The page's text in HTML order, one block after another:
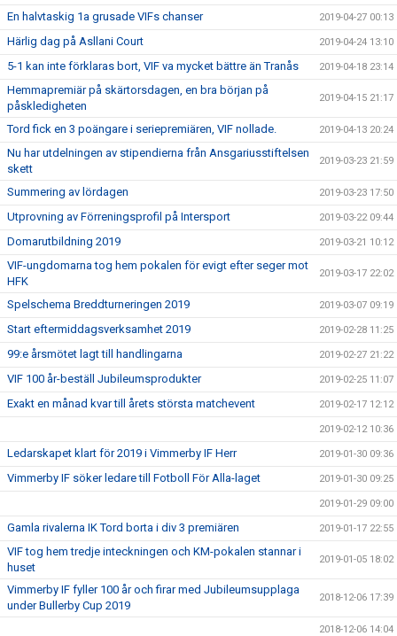
En halvtaskig 1a grusade VIFs chanser 2019-04-27 00:13
Härlig dag på Asllani Court 2019-04-24 13:10
5-1 kan inte förklaras bort, VIF va mycket bättre än Tranås 2019-04-18 23:14
Hemmapremiär på skärtorsdagen, en bra början på
påskledigheten
2019-04-15 21:17
Tord fick en 3 poängare i seriepremiären, VIF nollade. 2019-04-13 20:24
Nu har utdelningen av stipendierna från Ansgariusstiftelsen
skett
2019-03-23 21:59
Summering av lördagen 2019-03-23 17:50
Utprovning av Förreningsprofil på Intersport 2019-03-22 09:44
Domarutbildning 2019 2019-03-21 10:12
VIF-ungdomarna tog hem pokalen för evigt efter seger mot
HFK
2019-03-17 22:02
Spelschema Breddturneringen 2019 2019-03-07 09:19
Start eftermiddagsverksamhet 2019 2019-02-28 11:25
99:e årsmötet lagt till handlingarna 2019-02-27 21:22
VIF 100 år-beställ Jubileumsprodukter 2019-02-25 11:07
Exakt en månad kvar till årets största matchevent 2019-02-17 12:12
2019-02-12 10:36
Ledarskapet klart för 2019 i Vimmerby IF Herr 2019-01-30 09:36
Vimmerby IF söker ledare till Fotboll För Alla-laget 2019-01-30 09:25
2019-01-29 09:00
Gamla rivalerna IK Tord borta i div 3 premiären 2019-01-17 22:55
VIF tog hem tredje inteckningen och KM-pokalen stannar i
huset
2019-01-05 18:02
Vimmerby IF fyller 100 år och firar med Jubileumsupplaga
under Bullerby Cup 2019
2018-12-06 17:39
2018-12-06 14:04